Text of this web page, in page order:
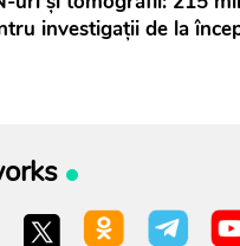
investigații de la